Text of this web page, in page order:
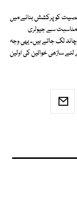
کو پرکشش بنانے میں
مناسبت سے جیولری
لگ جاتے ہیں۔ یہی وجہ
ساڑھی خواتین کی اولین